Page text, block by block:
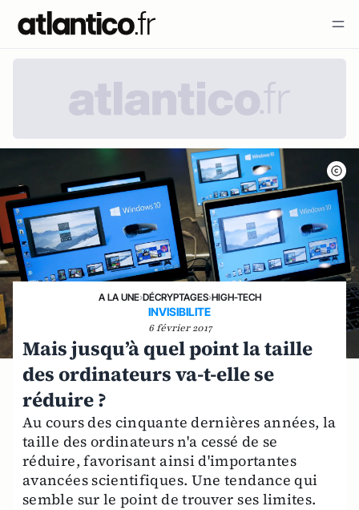
A LA UNE›DÉCRYPTAGES›HIGH-TECH
INVISIBILITE
6 février 2017
Mais jusqu’à quel point la taille
des ordinateurs va-t-elle se
réduire ?
Au cours des cinquante dernières années, la
taille des ordinateurs n'a cessé de se
réduire, favorisant ainsi d'importantes
avancées scientifiques. Une tendance qui
semble sur le point de trouver ses limites.